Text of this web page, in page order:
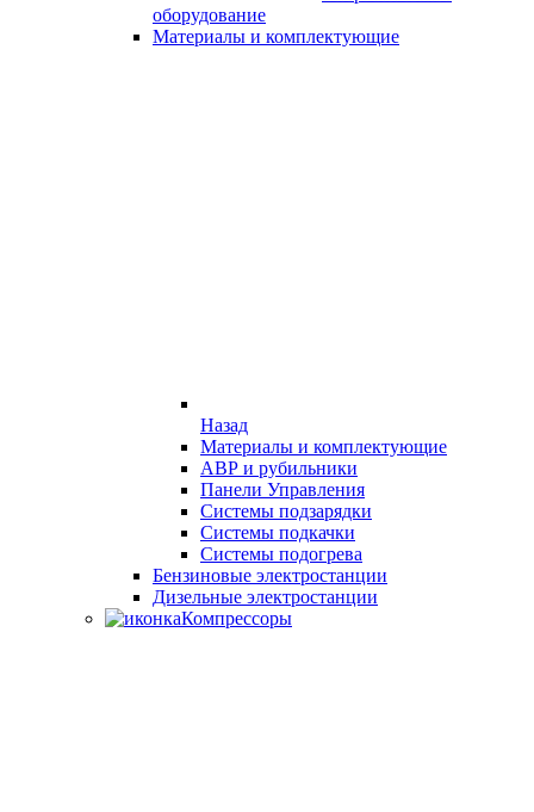
оборудование
Материалы и комплектующие
Назад
Материалы и комплектующие
АВР и рубильники
Панели Управления
Системы подзарядки
Системы подкачки
Системы подогрева
Бензиновые электростанции
Дизельные электростанции
Компрессоры